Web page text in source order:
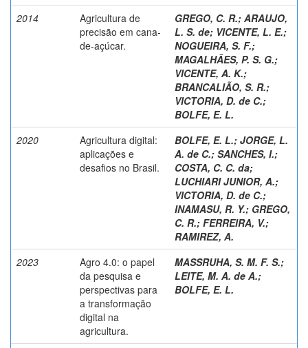
2014
Agricultura de
precisão em cana-
de-açúcar.
GREGO, C. R.; ARAUJO,
L. S. de; VICENTE, L. E.;
NOGUEIRA, S. F.;
MAGALHÃES, P. S. G.;
VICENTE, A. K.;
BRANCALIÃO, S. R.;
VICTORIA, D. de C.;
BOLFE, E. L.
2020
Agricultura digital:
aplicações e
desafios no Brasil.
BOLFE, E. L.; JORGE, L.
A. de C.; SANCHES, I.;
COSTA, C. C. da;
LUCHIARI JUNIOR, A.;
VICTORIA, D. de C.;
INAMASU, R. Y.; GREGO,
C. R.; FERREIRA, V.;
RAMIREZ, A.
2023
Agro 4.0: o papel
da pesquisa e
perspectivas para
a transformação
digital na
agricultura.
MASSRUHA, S. M. F. S.;
LEITE, M. A. de A.;
BOLFE, E. L.